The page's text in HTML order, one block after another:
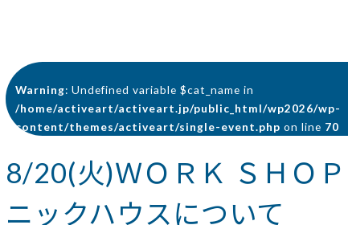
Warning: Undefined variable $cat_name in
/home/activeart/activeart.jp/public_html/wp2026/wp-
content/themes/activeart/single-event.php on line 70
8/20(火)ＷＯＲＫ ＳＨＯ
ニックハウスについて